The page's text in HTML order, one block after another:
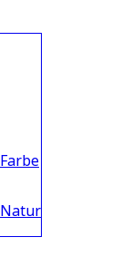
Farbe
Natur